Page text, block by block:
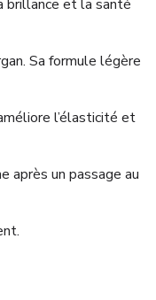
brillance et la santé
Sa formule légère
l’élasticité et
après un passage au